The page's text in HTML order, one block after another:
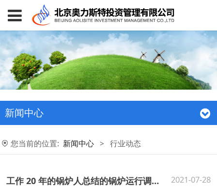
新闻中心
您当前的位置: 新闻中心 > 行业动态
工作 20 年的锅炉人总结的锅炉运行调整经验 2021-07-28